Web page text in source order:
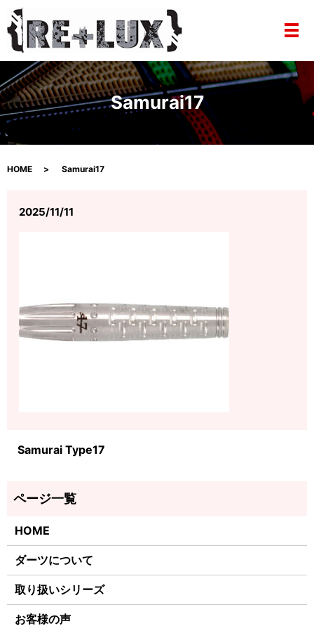
メ
Samurai17
HOME Samurai17
2025/11/11
Samurai Type17
HOME
ダーツについて
取り扱いシリーズ
お客様の声